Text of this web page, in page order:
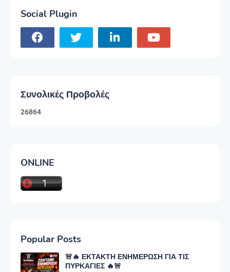
Social Plugin
Συνολικές Προβολές
26864
ONLINE
Popular Posts
🚨🔥 ΕΚΤΑΚΤΗ ΕΝΗΜΕΡΩΣΗ ΓΙΑ ΤΙΣ
ΠΥΡΚΑΓΙΕΣ 🔥🚨